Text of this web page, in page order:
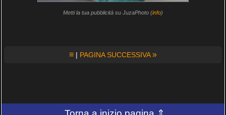
Metti la tua pubblicità su JuzaPhoto (info)
≡ | PAGINA SUCCESSIVA»